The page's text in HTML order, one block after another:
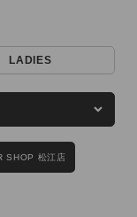
KIDS
LADIES
SHOP 松江店